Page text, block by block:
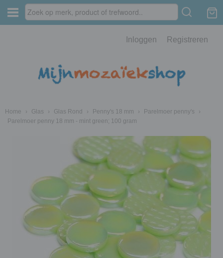
Inloggen Registreren
Home › Glas › Glas Rond › Penny's 18 mm › Parelmoer penny's
›
Parelmoer penny 18 mm - mint green; 100 gram